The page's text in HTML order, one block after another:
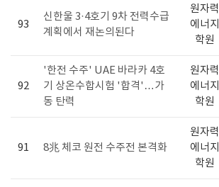
93
신한울 3·4호기 9차 전력수급
계획에서 재논의된다
원자력
에너지
학원
92
'한전 수주' UAE 바라카 4호
기 상온수합시험 '합격'…가
동 탄력
원자력
에너지
학원
91 8兆 체코 원전 수주전 본격화
원자력
에너지
학원